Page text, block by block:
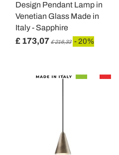
Design Pendant Lamp in
Venetian Glass Made in
Italy - Sapphire
£ 173,07 £ 216,33 - 20%